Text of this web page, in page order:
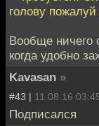
голову
Вообще ничего
когда удобно
Kavasan »
#43 | 11.08.16
Подписался